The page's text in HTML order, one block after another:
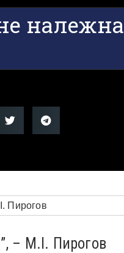
– М.І. Пирогов